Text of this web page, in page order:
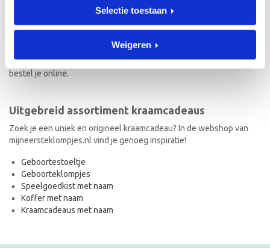
Selectie toestaan
Weigeren
Naast geboorteklompjes vind je op mijneersteklompjes.nl de meest
originele kraamcadeaus met naam. Van geboortestoeltjes en
met naam wordt met de hand geschilderd en is dus uniek! Ook de
kraamcadeaus met naam en in de stijl van het geboortekaartje
bestel je online.
Uitgebreid assortiment kraamcadeaus
Zoek je een uniek en origineel kraamcadeau? In de webshop van
mijneersteklompjes.nl vind je genoeg inspiratie!
Geboortestoeltje
Geboorteklompjes
Speelgoedkist met naam
Koffer met naam
Kraamcadeaus met naam